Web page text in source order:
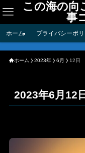
この海の向
事
ホーム プライバシーポ
ホーム 2023年 6月 12日
2023年6月12日